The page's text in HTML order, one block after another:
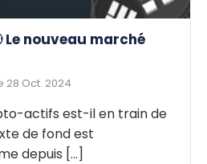
Le nouveau marché
28 Oct. 2024
actifs est-il en train de
de fond est
depuis [...]